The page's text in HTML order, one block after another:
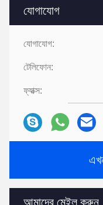
যোগাযোগ
যোগাযোগ:
টেলিফোন:
ফ্যাক্স:
আমাদের মেইল ​​করুন